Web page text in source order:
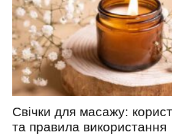
Свічки для масажу:
та правила використання